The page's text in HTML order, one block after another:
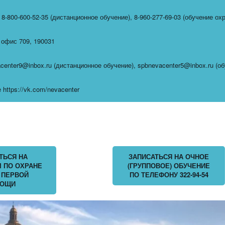
8-800-600-52-35 (дистанционное обучение), 8-960-277-69-03 (обучение
офис 709, 190031
(дистанционное обучение), spbnevacenter5@inbox.ru
https://vk.com/nevacenter
НА
ПО ОХРАНЕ
ПЕРВОЙ
ЗАПИСАТЬСЯ НА ОЧНОЕ
(ГРУППОВОЕ) ОБУЧЕНИЕ
ПО ТЕЛЕФОНУ 322-94-54